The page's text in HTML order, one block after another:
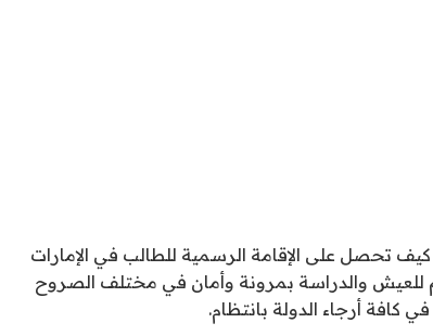
كيف تحصل على الإقامة الرسمية للطالب في الإمارات
للعيش والدراسة بمرونة وأمان في مختلف الصروح
كافة أرجاء الدولة بانتظام.